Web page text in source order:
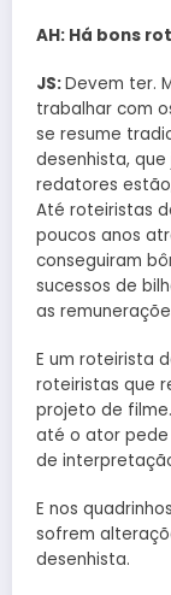
AH: Há bons
JS:Devem ter.
trabalhar com
se resume
desenhista,
redatores
Até roteiristas
poucos anos
conseguiram
sucessos de
as
E um roteirista
roteiristas que
projeto de
até o ator pede
de
E nos
sofrem
desenhista.